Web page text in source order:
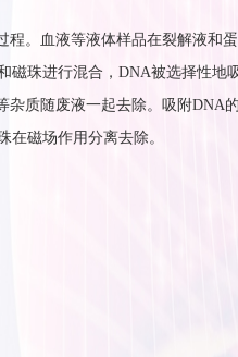
程。
血液等液体样品在裂解液和
磁珠进行混合， DNA被选择性地
杂质随废液一起去除。 吸附DNA
在磁场作用分离去除。